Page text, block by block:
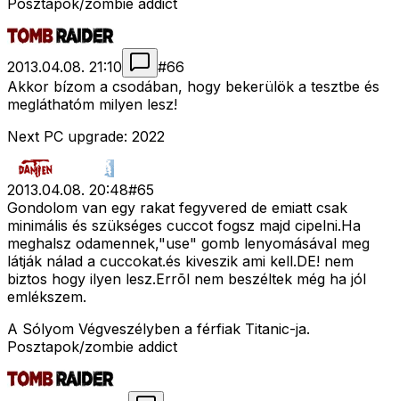
Posztapok/zombie addict
2013.04.08. 21:10 #66
Akkor bízom a csodában, hogy bekerülök a tesztbe és
megláthatóm milyen lesz!
Next PC upgrade: 2022
2013.04.08. 20:48#65
Gondolom van egy rakat fegyvered de emiatt csak
minimális és szükséges cuccot fogsz majd cipelni.Ha
meghalsz odamennek,"use" gomb lenyomásával meg
látják nálad a cuccokat.és kiveszik ami kell.DE! nem
biztos hogy ilyen lesz.Errõl nem beszéltek még ha jól
emlékszem.
A Sólyom Végveszélyben a férfiak Titanic-ja.
Posztapok/zombie addict